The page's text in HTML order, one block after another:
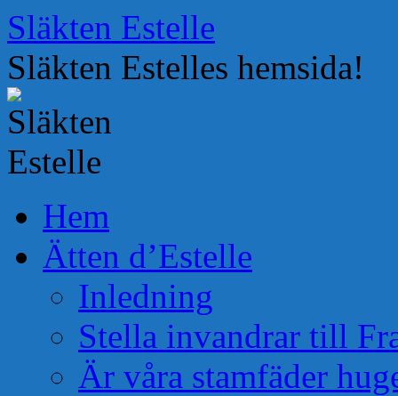
Hoppa
till
innehåll
Släkten Estelle
Släkten Estelles hemsida!
Hem
Ätten d’Estelle
Inledning
Stella invandrar till
Är våra stamfäder